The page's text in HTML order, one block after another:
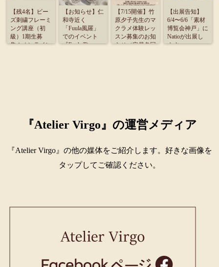
【残4名】ビー
ズ刺繍フレーミ
ング講座（初
級）1期生募
集！オンライン
【お知らせ】仁
和寺近く
「Fuula風羅」
でのイベント
『Fuula Time』
【7/15開催】竹
原夕子先生のマ
クラメ体験レッ
スン募集のお知
らせ（定員各回
【出展告知】
6/4〜6/6「素材
博覧会神戸」に
Natioが出展し
ます
『Atelier Virgo』の運営メディア
『Atelier Virgo』の他の媒体をご紹介します。好きな画像を
タップしてご確認ください。